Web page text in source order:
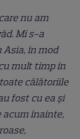
nu am
Mi s-a
în mod
mult timp în
călătoriile
fost cu ea și
acum înainte,